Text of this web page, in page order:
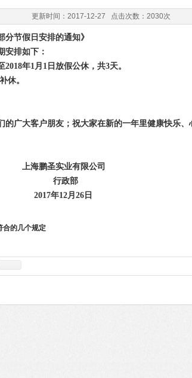
更新时间：2017-12-27 点击次数：2030次
分节假日安排的通知》
安排如下：
年1月1日放假公休，共3天。
休。
的广大客户朋友；祝大家在新的一年里健康快乐、
有限公司
部
月26日
合的几个规定